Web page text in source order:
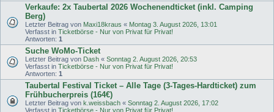
Verkaufe: 2x Taubertal 2026 Wochenendticket (inkl. Camping
Berg)
Letzter Beitrag von Maxi18kraus « Montag 3. August 2026, 13:01
Verfasst in Ticketbörse - Nur von Privat für Privat!
Antworten: 1
Suche WoMo-Ticket
Letzter Beitrag von Dash « Sonntag 2. August 2026, 20:53
Verfasst in Ticketbörse - Nur von Privat für Privat!
Antworten: 1
Taubertal Festival Ticket – Alle Tage (3-Tages-Hardticket) zum
Frühbucherpreis (164€)
Letzter Beitrag von k.weissbach « Sonntag 2. August 2026, 17:02
Verfasst in Ticketbörse - Nur von Privat für Privat!